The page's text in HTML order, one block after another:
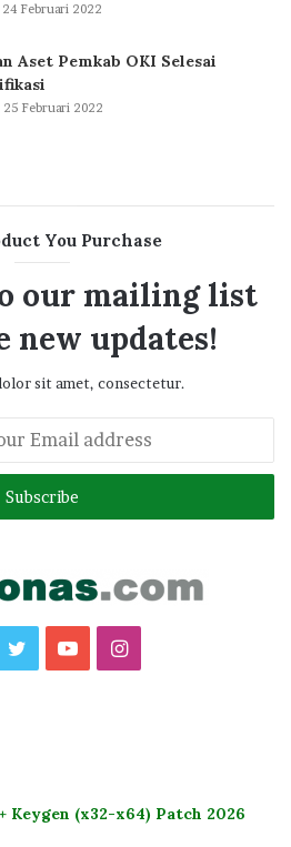
24 Februari 2022
Aset Pemkab OKI Selesai
25 Februari 2022
You Purchase
our mailing list
new updates!
sit amet, consectetur.
TwitterYouTubeInstagram
Keygen (x32-x64) Patch 2026